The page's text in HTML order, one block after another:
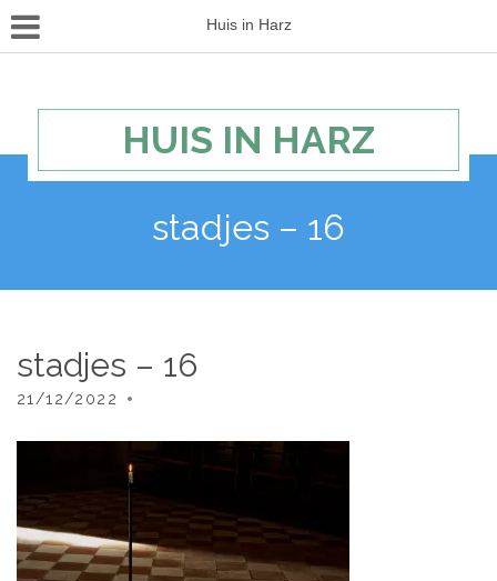
Huis in Harz
HUIS IN HARZ
stadjes – 16
stadjes – 16
21/12/2022